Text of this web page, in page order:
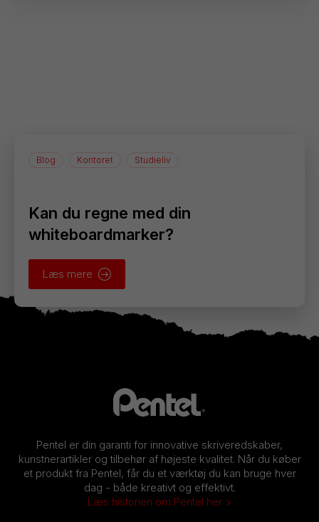
Blog Kontoret Studieliv
Kan du regne med din
whiteboardmarker?
Læs mere
Pentel er din garanti for innovative skriveredskaber,
kunstnerartikler og tilbehør af højeste kvalitet. Når du køber
et produkt fra Pentel, får du et værktøj du kan bruge hver
dag - både kreativt og effektivt.
Læs historien om Pentel her >